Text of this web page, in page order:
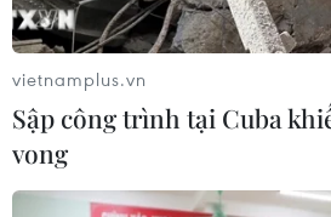
vietnamplus.vn
Sập công trình tại Cuba
vong